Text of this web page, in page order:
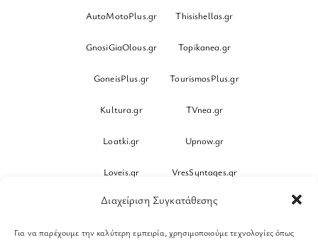
Διαχείριση Συγκατάθεσης
Για να παρέχουμε την καλύτερη εμπειρία, χρησιμοποιούμε τεχνολογίες όπως
AutoMotoPlus.gr Thisishellas.gr
GnosiGiaOlous.gr Topikanea.gr
GoneisPlus.gr TourismosPlus.gr
Kultura.gr TVnea.gr
Loatki.gr Upnow.gr
Loveis.gr VresSyntages.gr
ModernaGynaika.gr Xristianika.gr
OikonomiaPlus.gr ZoumeKalytera.gr